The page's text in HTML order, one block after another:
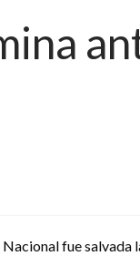
fue salvada